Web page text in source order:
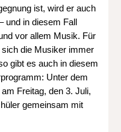
ist, wird er auch
und in diesem Fall
vor allem Musik. Für
die Musiker immer
gibt es auch in diesem
Unter dem
Freitag, den 3. Juli,
gemeinsam mit